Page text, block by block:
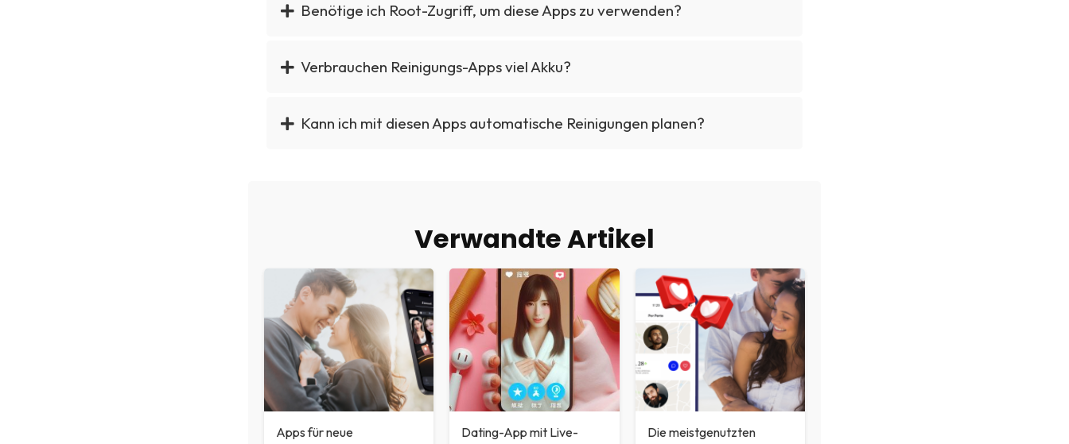
Benötige ich Root-Zugriff, um diese Apps zu verwenden?
Verbrauchen Reinigungs-Apps viel Akku?
Kann ich mit diesen Apps automatische Reinigungen planen?
Verwandte Artikel
Apps für neue
Dating-App mit Live-
Die meistgenutzten